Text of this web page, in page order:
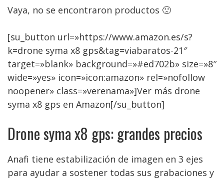
Vaya, no se encontraron productos 🙁
[su_button url=»https://www.amazon.es/s?
k=drone syma x8 gps&tag=viabaratos-21″
target=»blank» background=»#ed702b» size=»8″
wide=»yes» icon=»icon:amazon» rel=»nofollow
noopener» class=»verenama»]Ver más drone
syma x8 gps en Amazon[/su_button]
Drone syma x8 gps: grandes precios
Anafi tiene estabilización de imagen en 3 ejes
para ayudar a sostener todas sus grabaciones y